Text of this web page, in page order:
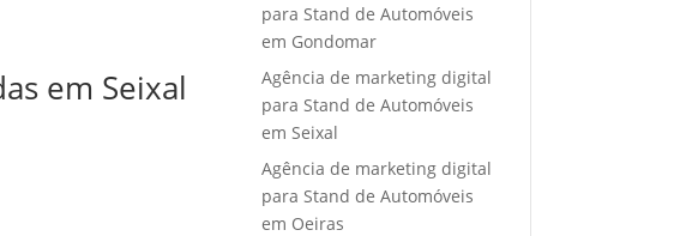
em Seixal
para Stand de Automóveis
em Gondomar
Agência de marketing digital
para Stand de Automóveis
em Seixal
Agência de marketing digital
para Stand de Automóveis
em Oeiras